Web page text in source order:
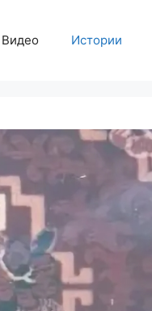
Видео Истории